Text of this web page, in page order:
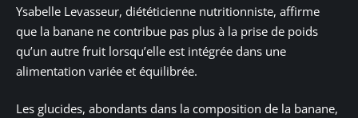
Ysabelle Levasseur, diététicienne nutritionniste, affirme
que la banane ne contribue pas plus à la prise de poids
qu’un autre fruit lorsqu’elle est intégrée dans une
alimentation variée et équilibrée.
Les glucides, abondants dans la composition de la banane,